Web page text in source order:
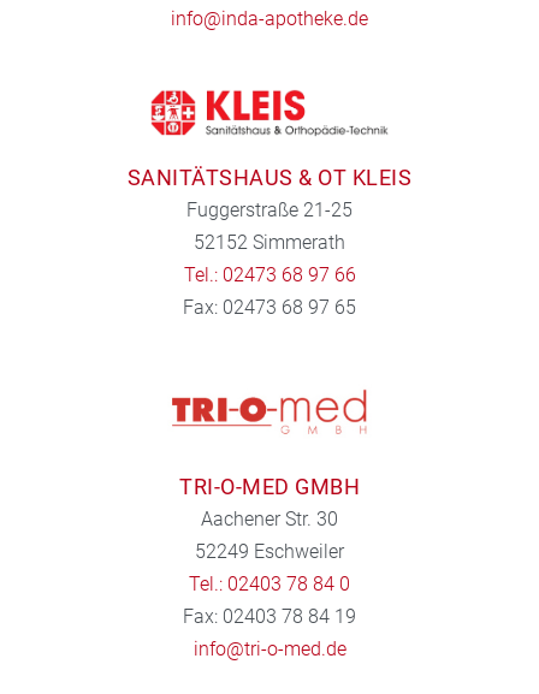
info@inda-apotheke.de
SANITÄTSHAUS & OT KLEIS
Fuggerstraße 21-25
52152 Simmerath
Tel.: 02473 68 97 66
Fax: 02473 68 97 65
TRI-O-MED GMBH
Aachener Str. 30
52249 Eschweiler
Tel.: 02403 78 84 0
Fax: 02403 78 84 19
info@tri-o-med.de